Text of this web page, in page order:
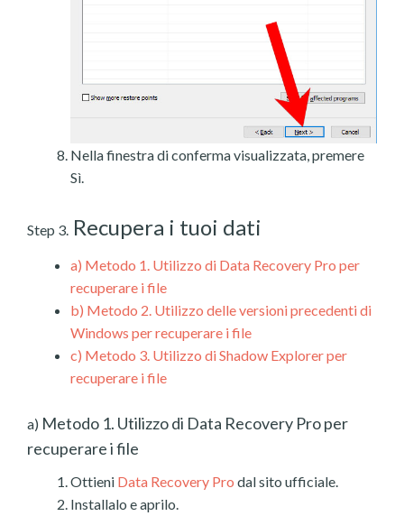
Nella finestra di conferma visualizzata, premere
Sì.
Step 3. Recupera i tuoi dati
a) Metodo 1. Utilizzo di Data Recovery Pro per
recuperare i file
b) Metodo 2. Utilizzo delle versioni precedenti di
Windows per recuperare i file
c) Metodo 3. Utilizzo di Shadow Explorer per
recuperare i file
a) Metodo 1. Utilizzo di Data Recovery Pro per
recuperare i file
Ottieni Data Recovery Pro dal sito ufficiale.
Installalo e aprilo.